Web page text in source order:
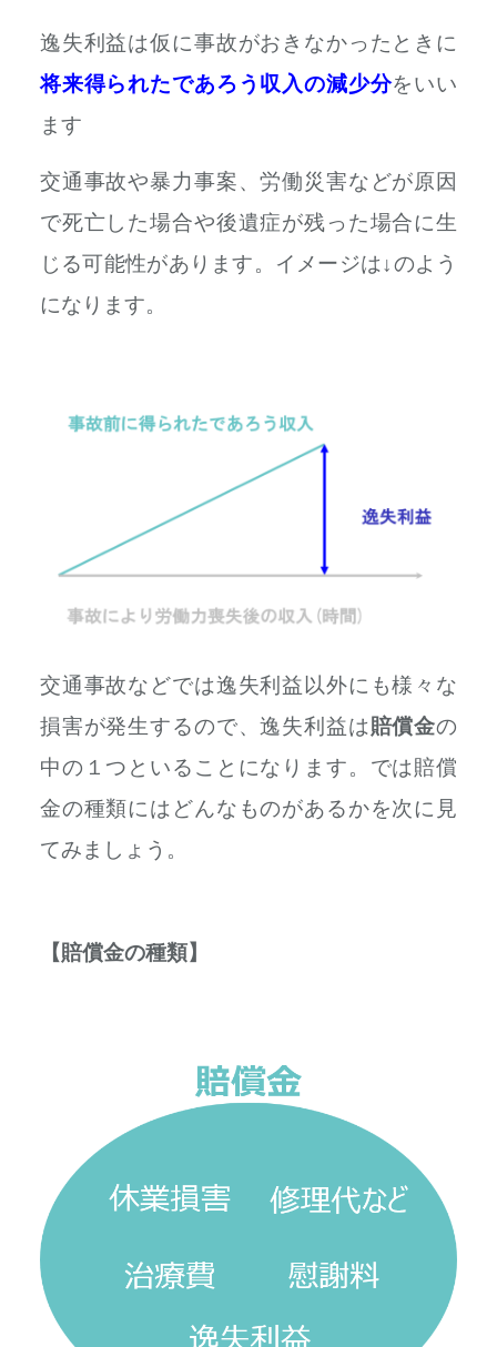
逸失利益は仮に事故がおきなかったときに
将来得られたであろう収入の減少分をいい
ます
交通事故や暴力事案、労働災害などが原因
で死亡した場合や後遺症が残った場合に生
じる可能性があります。イメージは↓のよう
になります。
交通事故などでは逸失利益以外にも様々な
損害が発生するので、逸失利益は賠償金の
中の１つといることになります。では賠償
金の種類にはどんなものがあるかを次に見
てみましょう。
【賠償金の種類】